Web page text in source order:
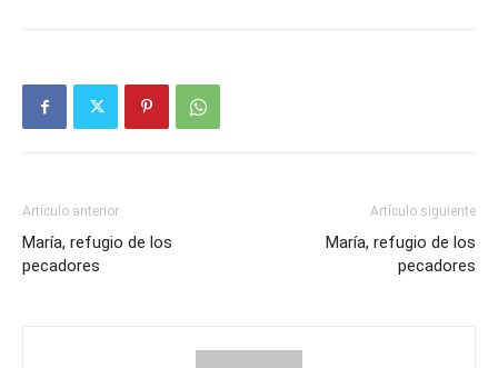
Artículo anterior
María, refugio de los
pecadores
Artículo siguiente
María, refugio de los
pecadores